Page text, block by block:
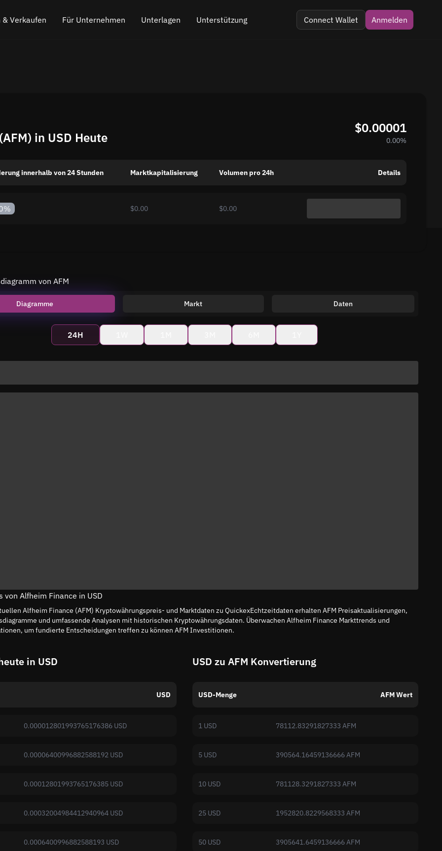
& Verkaufen Für Unternehmen
Asset-Listing
Unterlagen Unterstützung Connect Wallet Anmelden
in USD Heute
$0.00001
0.00%
innerhalb von 24 Stunden Marktkapitalisierung Volumen pro 24h Details
$0.00 $0.00
von AFM
Diagramme Markt Daten
24H
von Alfheim Finance in USD
Alfheim Finance (AFM) Kryptowährungspreis- und Marktdaten zu QuickexEchtzeitdaten erhalten AFM Preisaktualisierungen,
und umfassende Analysen mit historischen Kryptowährungsdaten. Überwachen Alfheim Finance Markttrends und
um fundierte Entscheidungen treffen zu können AFM Investitionen.
in USD
USD
0.000012801993765176386 USD
0.00006400996882588192 USD
0.00012801993765176385 USD
0.00032004984412940964 USD
0.0006400996882588193 USD
USD zu AFM Konvertierung
USD-Menge AFM Wert
1 USD 78112.83291827333 AFM
5 USD 390564.16459136666 AFM
10 USD 781128.3291827333 AFM
25 USD 1952820.8229568333 AFM
50 USD 3905641.6459136666 AFM